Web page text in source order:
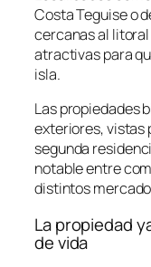
Costa Teguise o
cercanas al
atractivas para
isla.
Las propiedades
exteriores, vistas
segunda
notable entre
distintos
La propiedad
de vida